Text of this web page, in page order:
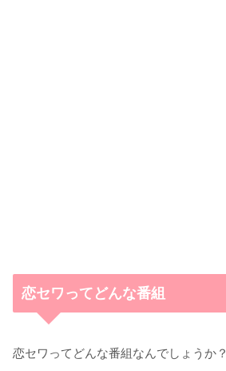
恋セワってどんな番組
恋セワってどんな番組なんでしょうか？